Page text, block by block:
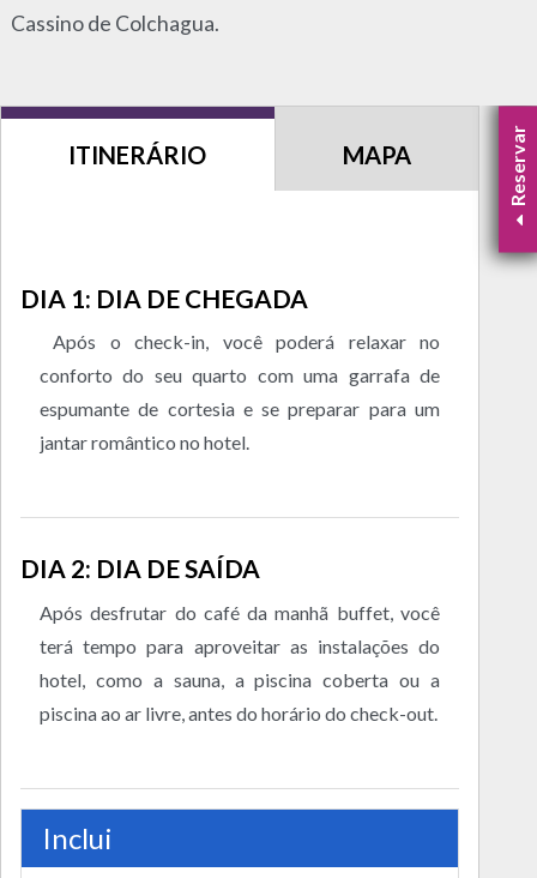
Cassino de Colchagua.
ITINERÁRIO MAPA
DIA 1: DIA DE CHEGADA
Após o check-in, você poderá relaxar no
conforto do seu quarto com uma garrafa de
espumante de cortesia e se preparar para um
jantar romântico no hotel.
DIA 2: DIA DE SAÍDA
Após desfrutar do café da manhã buffet, você
terá tempo para aproveitar as instalações do
hotel, como a sauna, a piscina coberta ou a
piscina ao ar livre, antes do horário do check-out.
Inclui
Reservar